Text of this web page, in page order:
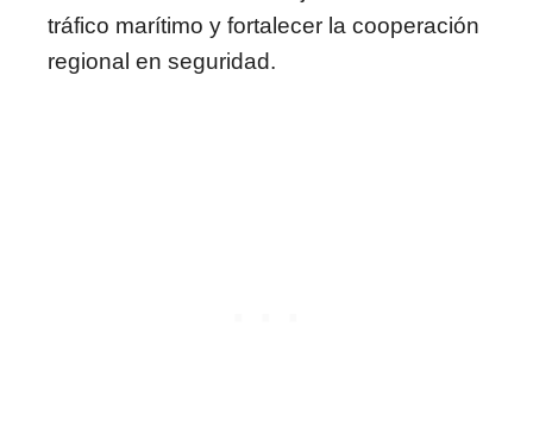
tráfico marítimo y fortalecer la cooperación
regional en seguridad.